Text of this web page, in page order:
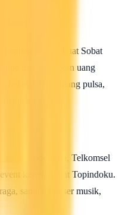
banget buat Sobat
menggunakan uang
belanjaan, isi ulang pulsa,
dan praktis.
Keren
di Indonesia, Telkomsel
keren, Sobat Topindoku.
sampai konser musik,